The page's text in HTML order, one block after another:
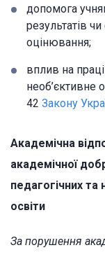
допомога
результатів
оцінювання;
вплив на
необ’єктивне
42 Закону
Академічна
академічної
педагогічних та
освіти
За порушення